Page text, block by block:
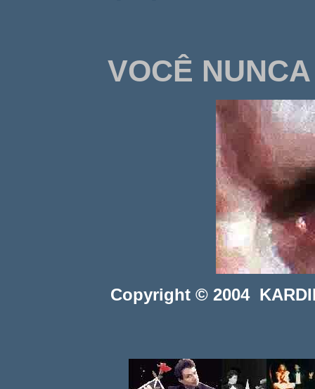
VOCÊ
Copyright © 2004